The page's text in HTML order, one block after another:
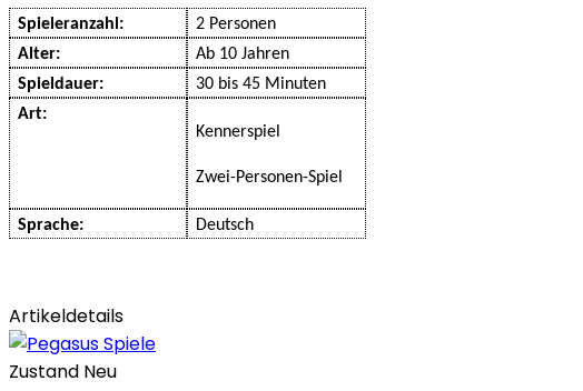
Spieleranzahl: 2 Personen
Alter:
Ab 10Jahren
Spieldauer:
30 bis45 Minuten
Art:
Kennerspiel
Zwei-Personen-Spiel
Sprache: Deutsch
Artikeldetails
Zustand Neu